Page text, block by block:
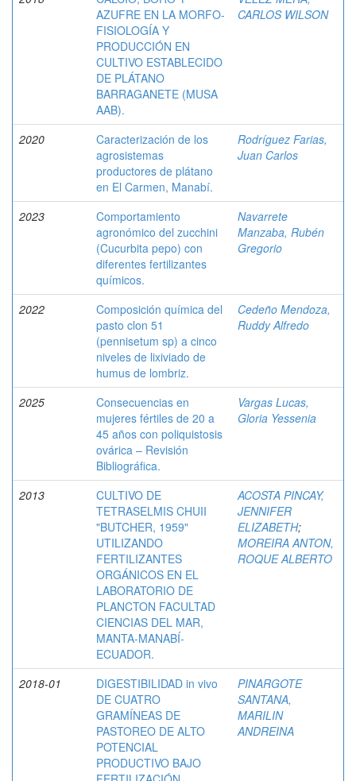
AZUFRE EN LA MORFO-
FISIOLOGÍA Y
PRODUCCIÓN EN
CULTIVO ESTABLECIDO
DE PLÁTANO
BARRAGANETE (MUSA
AAB).
CARLOS WILSON
2020
Caracterización de los
agrosistemas
productores de plátano
en El Carmen, Manabí.
Rodríguez Farias,
Juan Carlos
2023
Comportamiento
agronómico del zucchini
(Cucurbita pepo) con
diferentes fertilizantes
químicos.
Navarrete
Manzaba, Rubén
Gregorio
2022
Composición química del
pasto clon 51
(pennisetum sp) a cinco
niveles de lixiviado de
humus de lombriz.
Cedeño Mendoza,
Ruddy Alfredo
2025
Consecuencias en
mujeres fértiles de 20 a
45 años con poliquistosis
ovárica – Revisión
Bibliográfica.
Vargas Lucas,
Gloria Yessenia
2013
CULTIVO DE
TETRASELMIS CHUII
"BUTCHER, 1959"
UTILIZANDO
FERTILIZANTES
ORGÁNICOS EN EL
LABORATORIO DE
PLANCTON FACULTAD
CIENCIAS DEL MAR,
MANTA-MANABÍ-
ECUADOR.
ACOSTA PINCAY,
JENNIFER
ELIZABETH;
MOREIRA ANTON,
ROQUE ALBERTO
2018-01
DIGESTIBILIDAD in vivo
DE CUATRO
GRAMÍNEAS DE
PASTOREO DE ALTO
POTENCIAL
PRODUCTIVO BAJO
PINARGOTE
SANTANA,
MARILIN
ANDREINA